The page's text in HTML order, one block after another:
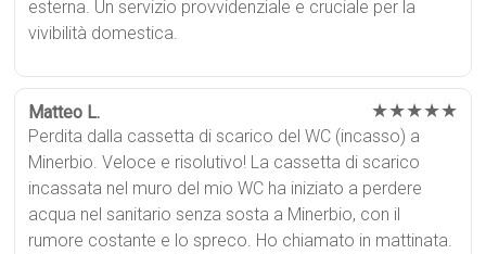
esterna. Un servizio provvidenziale e cruciale per la
vivibilità domestica.
Matteo L. ★★★★★
Perdita dalla cassetta di scarico del WC (incasso) a
Minerbio. Veloce e risolutivo! La cassetta di scarico
incassata nel muro del mio WC ha iniziato a perdere
acqua nel sanitario senza sosta a Minerbio, con il
rumore costante e lo spreco. Ho chiamato in mattinata.